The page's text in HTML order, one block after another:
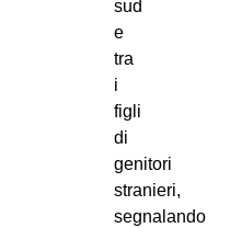
sud
e
tra
i
figli
di
genitori
stranieri,
segnalando